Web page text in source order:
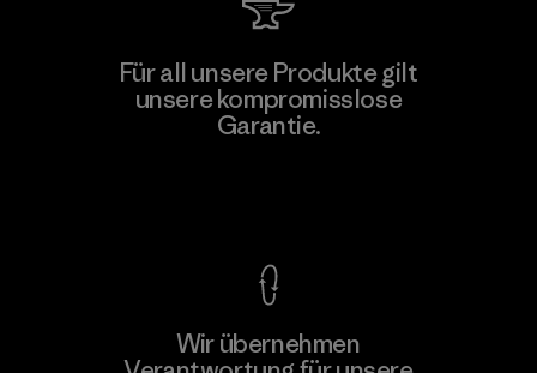
Für all unsere Produkte gilt
unsere kompromisslose
Garantie.
Wir übernehmen